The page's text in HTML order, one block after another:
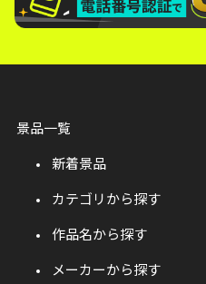
景品一覧
新着景品
カテゴリから探す
作品名から探す
メーカーから探す